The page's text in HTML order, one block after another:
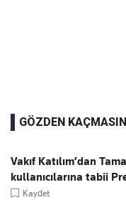
GÖZDEN KAÇMASIN
Vakıf Katılım’dan
kullanıcılarına tabii
Kaydet